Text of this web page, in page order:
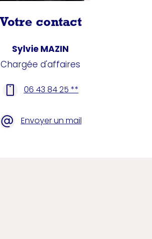
Votre contact
Sylvie MAZIN
Chargée d'affaires
06 43 84 25 **
Envoyer un mail